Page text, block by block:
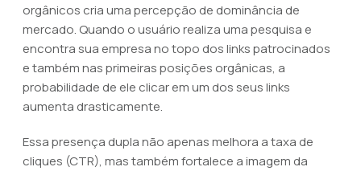
orgânicos cria uma percepção de dominância de
mercado. Quando o usuário realiza uma pesquisa e
encontra sua empresa no topo dos links patrocinados
e também nas primeiras posições orgânicas, a
probabilidade de ele clicar em um dos seus links
aumenta drasticamente.
Essa presença dupla não apenas melhora a taxa de
cliques (CTR), mas também fortalece a imagem da